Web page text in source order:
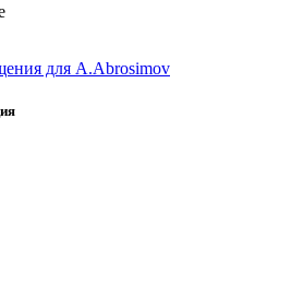
для A.Abrosimov